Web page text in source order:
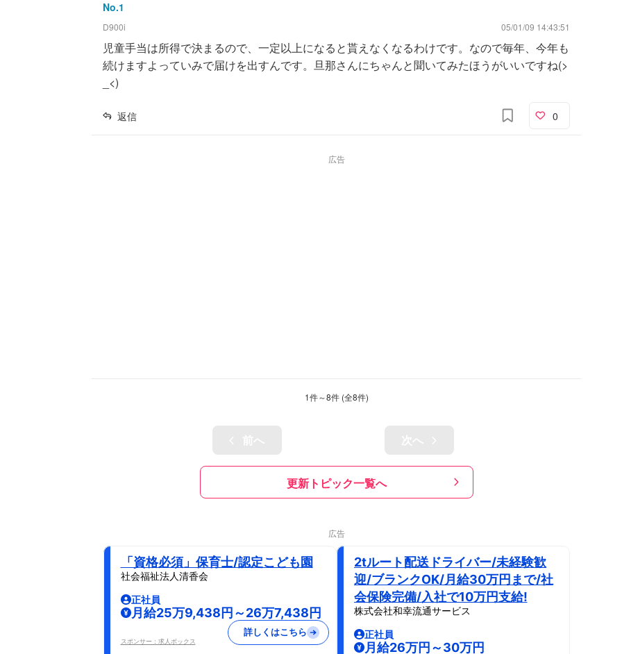
No.1
D900i 05/01/09 14:43:51
児童手当は所得で決まるので、一定以上になると貰えなくなるわけです。なので毎年、今年も
続けますよっていみで届けを出すんです。旦那さんにちゃんと聞いてみたほうがいいですね(>
_<)
返信 0
広告
1件～8件 (全8件)
更新トピック一覧へ
広告
「資格必須」保育士/認定こども園
社会福祉法人清香会
正社員
月給25万9,438円～26万7,438円
スポンサー：求人ボックス
詳しくはこちら
2tルート配送ドライバー/未経験歓
迎/ブランクOK/月給30万円まで/社
会保険完備/入社で10万円支給!
株式会社和幸流通サービス
正社員
月給26万円～30万円